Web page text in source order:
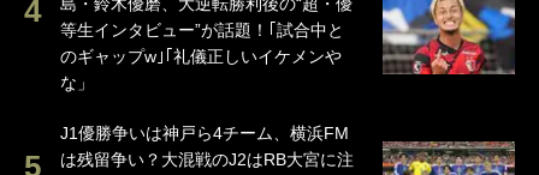
等生インタビュー”が話題！｢試合中と
のギャップw｣｢礼儀正しいイケメンや
な」
J1優勝争いは神戸ら4チーム、横浜FM
は残留争い？大混戦のJ2はRB大宮に注